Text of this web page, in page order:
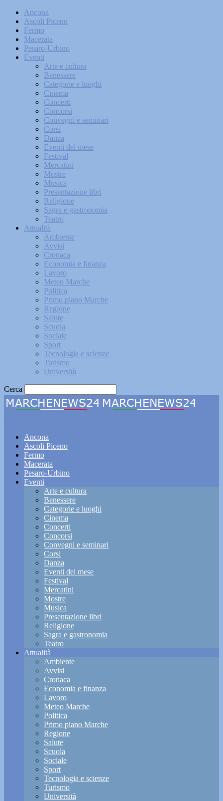
Ancona
Ascoli Piceno
Fermo
Macerata
Pesaro-Urbino
Eventi
Arte e cultura
Benessere
Categorie e luoghi
Cinema
Concerti
Concorsi
Convegni e seminari
Corsi
Danza
Eventi del mese
Festival
Mercatini
Mostre
Musica
Presentazione libri
Religione
Sagra e gastronomia
Teatro
Attualità
Ambiente
Avvisi
Cronaca
Economia e finanza
Lavoro
Meteo Marche
Politica
Primo piano Marche
Regione
Salute
Scuola
Sociale
Sport
Tecnologia e scienze
Turismo
Università
Cerca
Ancona
Ascoli Piceno
Fermo
Macerata
Pesaro-Urbino
Eventi
Arte e cultura
Benessere
Categorie e luoghi
Cinema
Concerti
Concorsi
Convegni e seminari
Corsi
Danza
Eventi del mese
Festival
Mercatini
Mostre
Musica
Presentazione libri
Religione
Sagra e gastronomia
Teatro
Attualità
Ambiente
Avvisi
Cronaca
Economia e finanza
Lavoro
Meteo Marche
Politica
Primo piano Marche
Regione
Salute
Scuola
Sociale
Sport
Tecnologia e scienze
Turismo
Università